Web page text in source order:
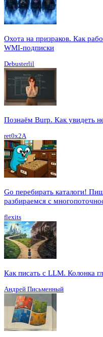
Охота на призраков. Как
WMI-подписки
Debusterlil
Познаём Burp. Как увидеть
ret0x2A
Go перебирать каталоги!
разбираемся с
flexits
Как писать с LLM. Колонка
Андрей Письменный